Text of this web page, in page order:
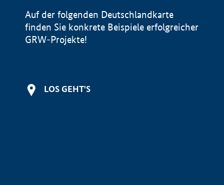
Auf der folgenden Deutschlandkarte
finden Sie konkrete Beispiele erfolgreicher
GRW-Projekte!
LOS GEHT'S